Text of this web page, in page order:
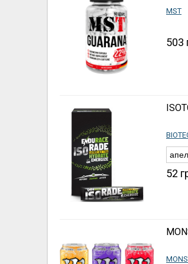
MST
503
52